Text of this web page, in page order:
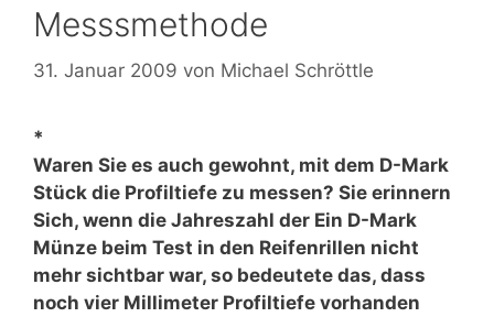
Messsmethode
31. Januar 2009 von Michael Schröttle
*
Waren Sie es auch gewohnt, mit dem D-Mark
Stück die Profiltiefe zu messen? Sie erinnern
Sich, wenn die Jahreszahl der Ein D-Mark
Münze beim Test in den Reifenrillen nicht
mehr sichtbar war, so bedeutete das, dass
noch vier Millimeter Profiltiefe vorhanden